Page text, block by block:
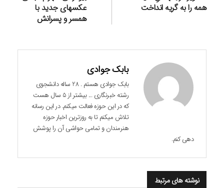
همه را به گریه انداخت
عکسهای جدید با
همسر و پسرانش
بابک جوادی
بابک جوادی هستم . 28 ساله دانشجوی
رشته خبرنگاری ... بیشتر از 5 سال هست
که در این حوزه فعالت میکنم. در این رسانه
تلاش میکنم تا به روزترین اخبار حوزه
هنرمندان و تمامی حواشی آن را پوشش
دهی کنم.
نوشته های مرتبط